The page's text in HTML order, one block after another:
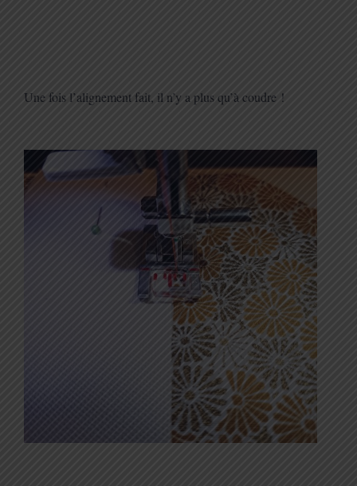
Une fois l’alignement fait, il n’y a plus qu’à coudre !